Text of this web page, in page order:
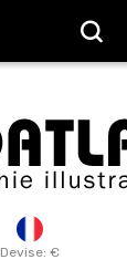
Devise: €